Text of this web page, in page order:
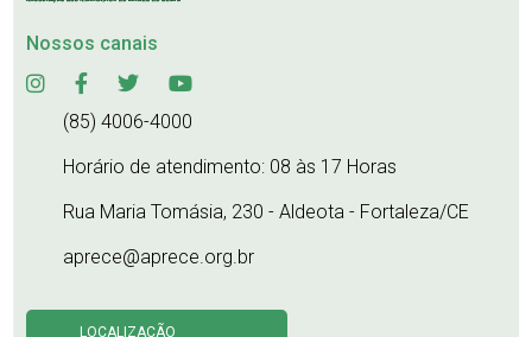
Nossos canais
(85) 4006-4000
Horário de atendimento: 08 às 17 Horas
Rua Maria Tomásia, 230 - Aldeota - Fortaleza/CE
aprece@aprece.org.br
LOCALIZAÇÃO